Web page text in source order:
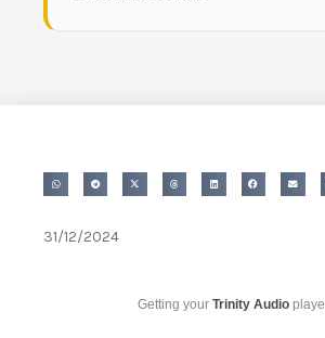
31/12/2024
Getting your Trinity Audio